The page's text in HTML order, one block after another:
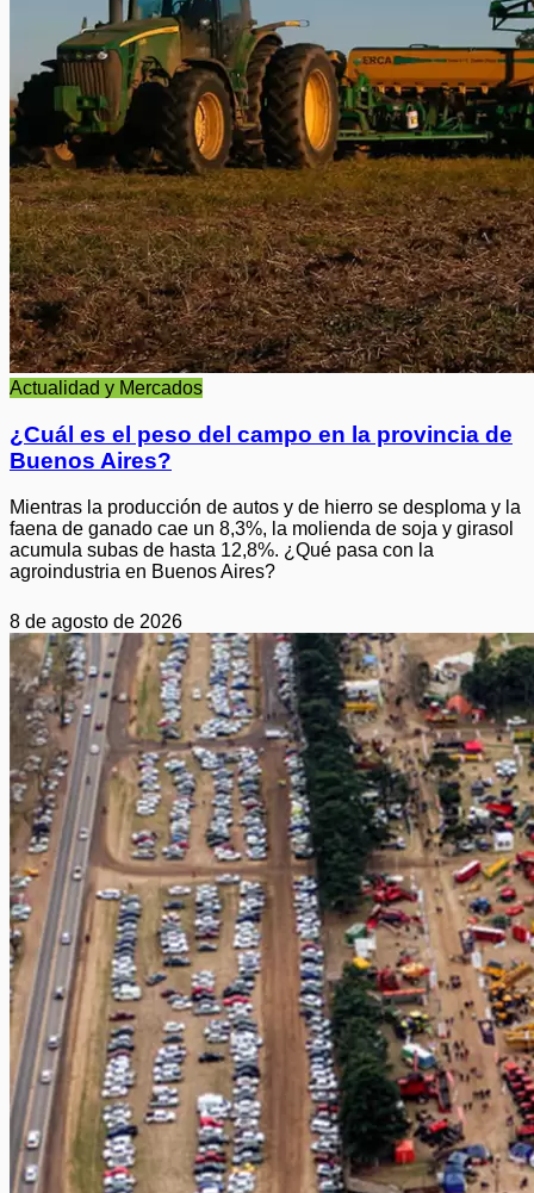
Actualidad y Mercados
¿Cuál es el peso del campo en la provincia de
Buenos Aires?
Mientras la producción de autos y de hierro se desploma y la
faena de ganado cae un 8,3%, la molienda de soja y girasol
acumula subas de hasta 12,8%. ¿Qué pasa con la
agroindustria en Buenos Aires?
8 de agosto de 2026